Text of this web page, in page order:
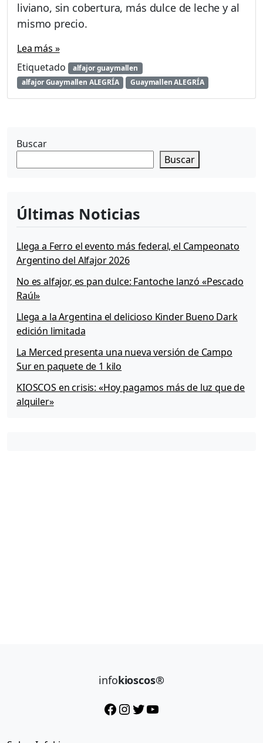
liviano, sin cobertura, más dulce de leche y al
mismo precio.
Lea más »
Etiquetado
alfajor guaymallen
alfajor Guaymallen ALEGRÍA
Guaymallen ALEGRÍA
Buscar
Buscar
Últimas Noticias
Llega a Ferro el evento más federal, el Campeonato
Argentino del Alfajor 2026
No es alfajor, es pan dulce: Fantoche lanzó «Pescado
Raúl»
Llega a la Argentina el delicioso Kinder Bueno Dark
edición limitada
La Merced presenta una nueva versión de Campo
Sur en paquete de 1 kilo
KIOSCOS en crisis: «Hoy pagamos más de luz que de
alquiler»
infokioscos®
Facebook InstagramTwitter YouTube